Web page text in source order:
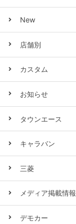
New
店舗別
カスタム
お知らせ
タウンエース
キャラバン
三菱
メディア掲載情報
デモカー